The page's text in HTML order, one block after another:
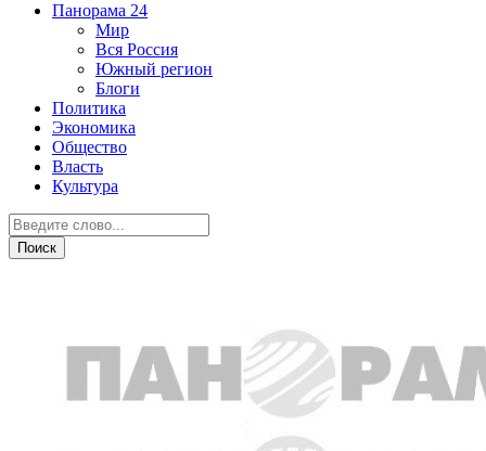
Панорама 24
Мир
Вся Россия
Южный регион
Блоги
Политика
Экономика
Общество
Власть
Культура